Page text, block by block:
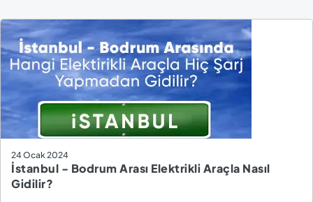
24 Ocak 2024
İstanbul - Bodrum Arası Elektrikli Araçla Nasıl
Gidilir?